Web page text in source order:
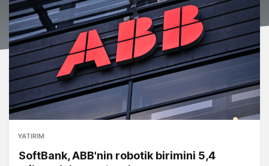
YATIRIM
SoftBank, ABB'nin robotik birimini 5,4